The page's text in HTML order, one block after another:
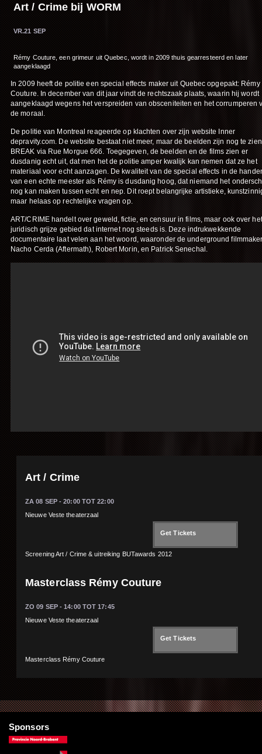
Art / Crime bij WORM
VR.21 SEP
Rémy Couture, een grimeur uit Quebec, wordt in 2009 thuis gearresteerd en later
aangeklaagd
In 2009 heeft de politie een special effects maker uit Quebec opgepakt: Rémy
Couture. In december van dit jaar vindt de rechtszaak plaats, waarin hij wordt
aangeklaagd wegens het verspreiden van obsceniteiten en het corrumperen
de moraal.
De politie van Montreal reageerde op klachten over zijn website Inner
depravity.com. De website bestaat niet meer, maar de beelden zijn nog te
BREAK via Rue Morgue 666. Toegegeven, de beelden en de films zien er
dusdanig echt uit, dat men het de politie amper kwalijk kan nemen dat ze het
materiaal voor echt aanzagen. De kwaliteit van de special effects in de
van een echte meester als Rémy is dusdanig hoog, dat niemand het
nog kan maken tussen echt en nep. Dit roept belangrijke artistieke,
maar helaas op rechtelijke vragen op.
ART/CRIME handelt over geweld, fictie, en censuur in films, maar ook over het
juridisch grijze gebied dat internet nog steeds is. Deze indrukwekkende
documentaire laat velen aan het woord, waaronder de underground
Nacho Cerda (Aftermath), Robert Morin, en Patrick Senechal.
Art / Crime
ZA 08 SEP -20:00TOT22:00
Nieuwe Veste theaterzaal
Get Tickets
Screening Art / Crime & uitreiking BUTawards 2012
Masterclass Rémy Couture
ZO 09 SEP -14:00TOT17:45
Nieuwe Veste theaterzaal
Get Tickets
Masterclass Rémy Couture
Sponsors